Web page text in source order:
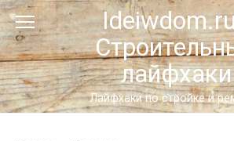
Перейти
к
контенту
лайфхаки
Лайфхаки по стройке и